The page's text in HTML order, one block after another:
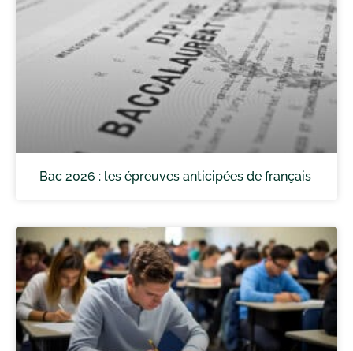
Bac 2026 : les épreuves anticipées de français